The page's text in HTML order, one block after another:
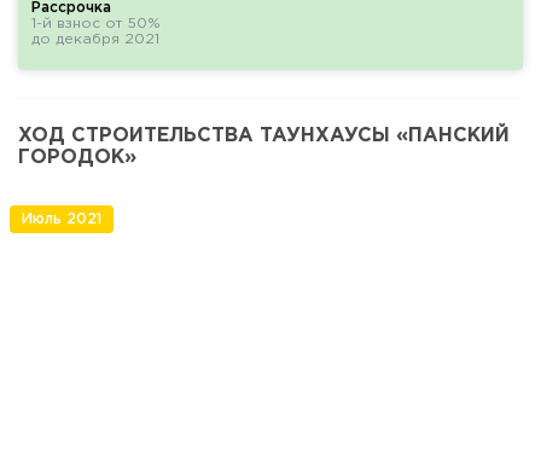
Рассрочка
1-й взнос от 50%
до декабря 2021
ХОД СТРОИТЕЛЬСТВА ТАУНХАУСЫ «ПАНСКИЙ
ГОРОДОК»
Июль 2021